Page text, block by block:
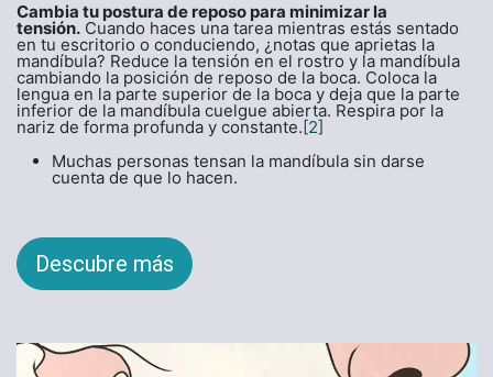
Cambia tu postura de reposo para minimizar la
tensión. Cuando haces una tarea mientras estás sentado
en tu escritorio o conduciendo, ¿notas que aprietas la
mandíbula? Reduce la tensión en el rostro y la mandíbula
cambiando la posición de reposo de la boca. Coloca la
lengua en la parte superior de la boca y deja que la parte
inferior de la mandíbula cuelgue abierta. Respira por la
nariz de forma profunda y constante. [2]
Muchas personas tensan la mandíbula sin darse
cuenta de que lo hacen.
Descubre más